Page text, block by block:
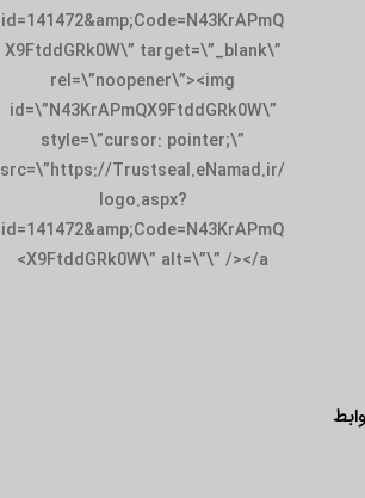
id=141472&amp;Code=N43KrAPmQ
X9FtddGRk0W\” target=\”_blank\”
rel=\”noopener\”><img
id=\”N43KrAPmQX9FtddGRk0W\”
style=\”cursor: pointer;\”
src=\”https://Trustseal.eNamad.ir/
logo.aspx?
id=141472&amp;Code=N43KrAPmQ
X9FtddGRk0W\” alt=\”\” /></a>